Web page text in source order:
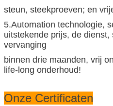
steun, steekproeven; en
5.Automation technologie,
uitstekende prijs, de
vervanging
binnen drie maanden, vrij
life-long onderhoud!
Onze Certificaten